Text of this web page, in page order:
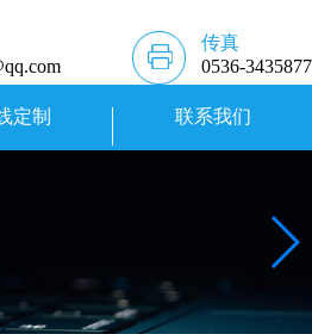
传真
0536-3435877
定制 联系我们